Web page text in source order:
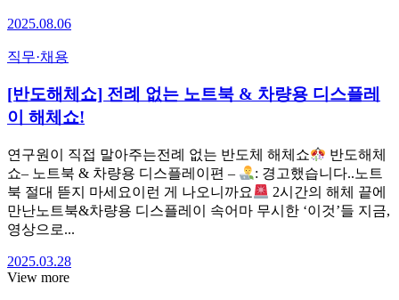
2025.08.06
직무·채용
[반도해체쇼] 전례 없는 노트북 & 차량용 디스플레
이 해체쇼!
연구원이 직접 말아주는전례 없는 반도체 해체쇼
반도해체
쇼– 노트북 & 차량용 디스플레이편 –
: 경고했습니다..노트
북 절대 뜯지 마세요이런 게 나오니까요
2시간의 해체 끝에
만난노트북&차량용 디스플레이 속어마 무시한 ‘이것’들 지금,
영상으로...
2025.03.28
View more